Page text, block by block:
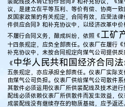
议，是建立在平等互利、等价有偿、协商一
反国家政策的有关规定，合同有效，应受法
件供应合同》和补充协议中，以经济改革中
不履行合同义务，酿成纠纷，依照《工矿
十四条规定，应负全部责任。仪表厂在履行
补充协议中，未按合同规定向煤气公司提供
《中华人民共和国经济合同法
五条规定，亦应承担全部责任。仪表厂实际
由煤气公司负担。仪表厂供给煤气公司散件系
其散件必须运用仪表厂所供装配线及技术进
配线必须依赖仪表厂所供散件而发生效益，
成装配线没有继续存在的物质基础，应予返